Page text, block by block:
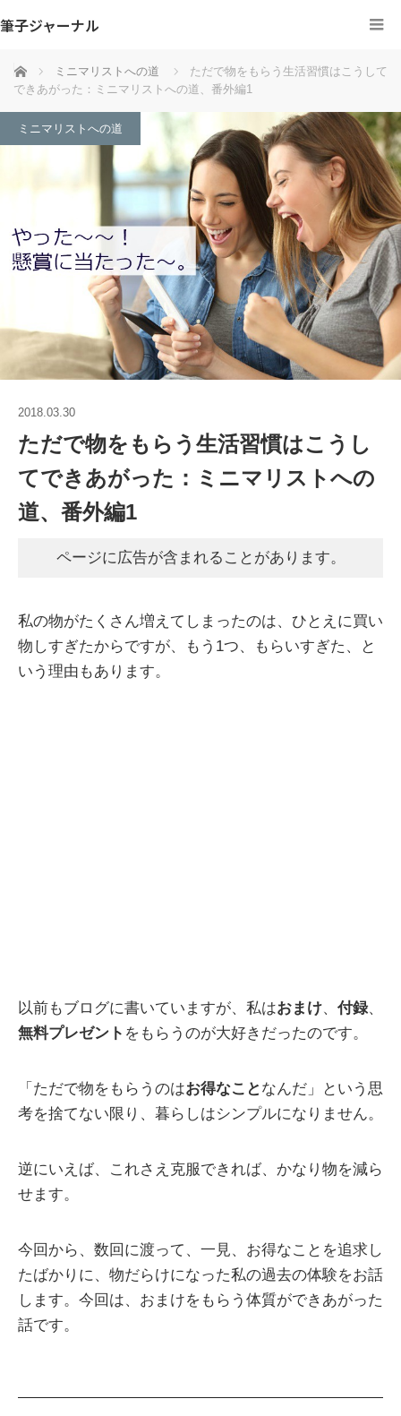
筆子ジャーナル
ホーム ミニマリストへの道
ただで物をもらう生活習慣はこうして
できあがった：ミニマリストへの道、番外編1
ミニマリストへの道
2018.03.30
ただで物をもらう生活習慣はこうし
てできあがった：ミニマリストへの
道、番外編1
ページに広告が含まれることがあります。
私の物がたくさん増えてしまったのは、ひとえに買い
物しすぎたからですが、もう1つ、もらいすぎた、と
いう理由もあります。
以前もブログに書いていますが、私はおまけ、 付録、
無料プレゼント をもらうのが大好きだったのです。
「ただで物をもらうのはお得なこと なんだ」という思
考を捨てない限り、暮らしはシンプルになりません。
逆にいえば、これさえ克服できれば、かなり物を減ら
せます。
今回から、数回に渡って、一見、お得なことを追求し
たばかりに、物だらけになった私の過去の体験をお話
します。今回は、おまけをもらう体質ができあがった
話です。